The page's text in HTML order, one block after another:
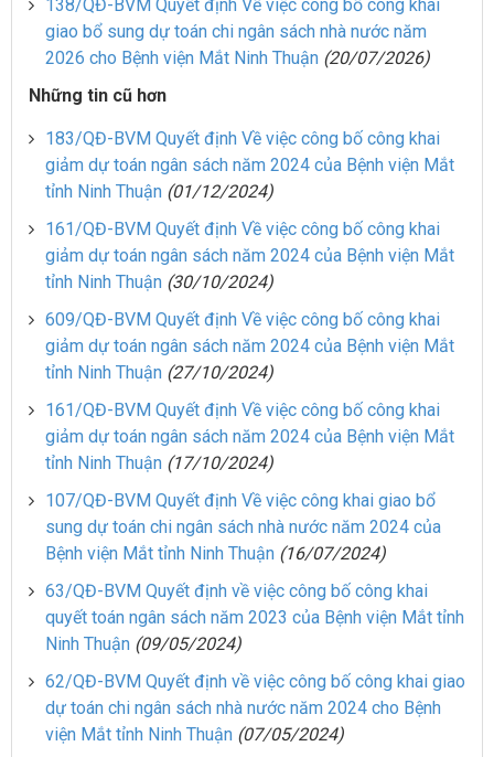
138/QĐ-BVM Quyết định Về việc công bố công khai
giao bổ sung dự toán chi ngân sách nhà nước năm
2026 cho Bệnh viện Mắt Ninh Thuận (20/07/2026)
Những tin cũ hơn
183/QĐ-BVM Quyết định Về việc công bố công khai
giảm dự toán ngân sách năm 2024 của Bệnh viện Mắt
tỉnh Ninh Thuận (01/12/2024)
161/QĐ-BVM Quyết định Về việc công bố công khai
giảm dự toán ngân sách năm 2024 của Bệnh viện Mắt
tỉnh Ninh Thuận (30/10/2024)
609/QĐ-BVM Quyết định Về việc công bố công khai
giảm dự toán ngân sách năm 2024 của Bệnh viện Mắt
tỉnh Ninh Thuận (27/10/2024)
161/QĐ-BVM Quyết định Về việc công bố công khai
giảm dự toán ngân sách năm 2024 của Bệnh viện Mắt
tỉnh Ninh Thuận (17/10/2024)
107/QĐ-BVM Quyết định Về việc công khai giao bổ
sung dự toán chi ngân sách nhà nước năm 2024 của
Bệnh viện Mắt tỉnh Ninh Thuận (16/07/2024)
63/QĐ-BVM Quyết định về việc công bố công khai
quyết toán ngân sách năm 2023 của Bệnh viện Mắt tỉnh
Ninh Thuận (09/05/2024)
62/QĐ-BVM Quyết định về việc công bố công khai giao
dự toán chi ngân sách nhà nước năm 2024 cho Bệnh
viện Mắt tỉnh Ninh Thuận (07/05/2024)